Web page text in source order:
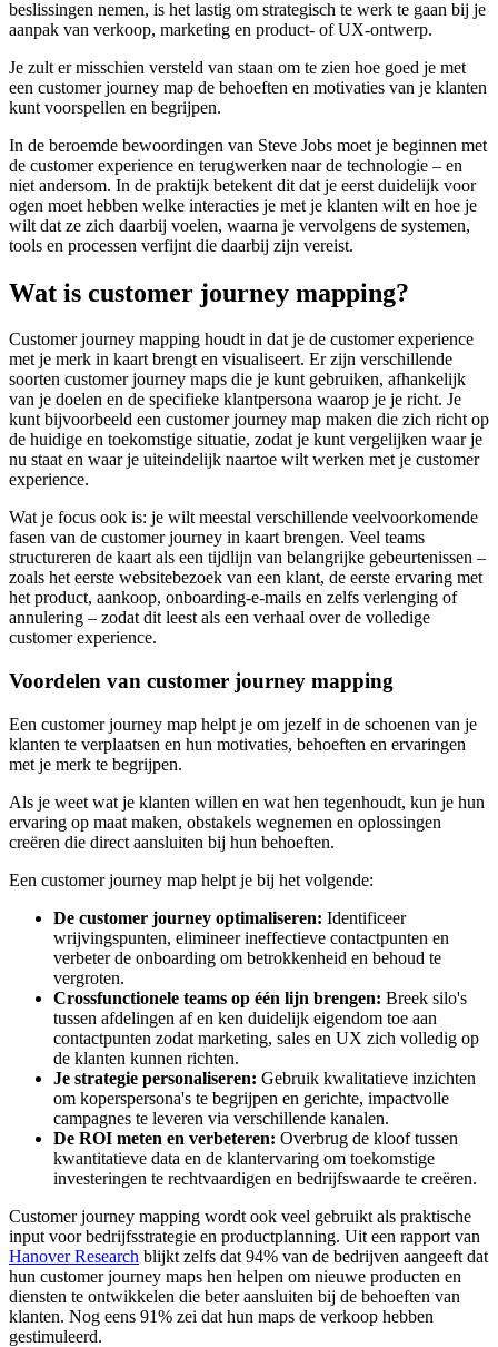
beslissingen nemen, is het lastig om strategisch te werk te gaan bij je
aanpak van verkoop, marketing en product- of UX-ontwerp.
Je zult er misschien versteld van staan om te zien hoe goed je met
een customer journey map de behoeften en motivaties van je klanten
kunt voorspellen en begrijpen.
In de beroemde bewoordingen van Steve Jobs moet je beginnen met
de customer experience en terugwerken naar de technologie – en
niet andersom. In de praktijk betekent dit dat je eerst duidelijk voor
ogen moet hebben welke interacties je met je klanten wilt en hoe je
wilt dat ze zich daarbij voelen, waarna je vervolgens de systemen,
tools en processen verfijnt die daarbij zijn vereist.
Wat is customer journey mapping?
Customer journey mapping houdt in dat je de customer experience
met je merk in kaart brengt en visualiseert. Er zijn verschillende
soorten customer journey maps die je kunt gebruiken, afhankelijk
van je doelen en de specifieke klantpersona waarop je je richt. Je
kunt bijvoorbeeld een customer journey map maken die zich richt op
de huidige en toekomstige situatie, zodat je kunt vergelijken waar je
nu staat en waar je uiteindelijk naartoe wilt werken met je customer
experience.
Wat je focus ook is: je wilt meestal verschillende veelvoorkomende
fasen van de customer journey in kaart brengen. Veel teams
structureren de kaart als een tijdlijn van belangrijke gebeurtenissen –
zoals het eerste websitebezoek van een klant, de eerste ervaring met
het product, aankoop, onboarding-e-mails en zelfs verlenging of
annulering – zodat dit leest als een verhaal over de volledige
customer experience.
Voordelen van customer journey mapping
Een customer journey map helpt je om jezelf in de schoenen van je
klanten te verplaatsen en hun motivaties, behoeften en ervaringen
met je merk te begrijpen.
Als je weet wat je klanten willen en wat hen tegenhoudt, kun je hun
ervaring op maat maken, obstakels wegnemen en oplossingen
creëren die direct aansluiten bij hun behoeften.
Een customer journey map helpt je bij het volgende:
De customer journey optimaliseren: Identificeer
wrijvingspunten, elimineer ineffectieve contactpunten en
verbeter de onboarding om betrokkenheid en behoud te
vergroten.
Crossfunctionele teams op één lijn brengen: Breek silo's
tussen afdelingen af en ken duidelijk eigendom toe aan
contactpunten zodat marketing, sales en UX zich volledig op
de klanten kunnen richten.
Je strategie personaliseren: Gebruik kwalitatieve inzichten
om koperspersona's te begrijpen en gerichte, impactvolle
campagnes te leveren via verschillende kanalen.
De ROI meten en verbeteren: Overbrug de kloof tussen
kwantitatieve data en de klantervaring om toekomstige
investeringen te rechtvaardigen en bedrijfswaarde te creëren.
Customer journey mapping wordt ook veel gebruikt als praktische
input voor bedrijfsstrategie en productplanning. Uit een rapport van
Hanover Research blijkt zelfs dat 94% van de bedrijven aangeeft dat
hun customer journey maps hen helpen om nieuwe producten en
diensten te ontwikkelen die beter aansluiten bij de behoeften van
klanten. Nog eens 91% zei dat hun maps de verkoop hebben
gestimuleerd.